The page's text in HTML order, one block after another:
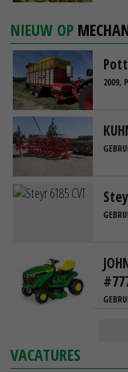
NIEUW OP
2009,
VACATURES